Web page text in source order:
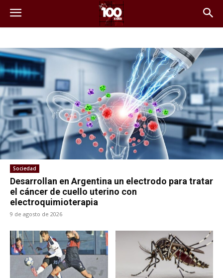
Sociedad
Desarrollan en Argentina un electrodo para tratar
el cáncer de cuello uterino con
electroquimioterapia
9 de agosto de 2026